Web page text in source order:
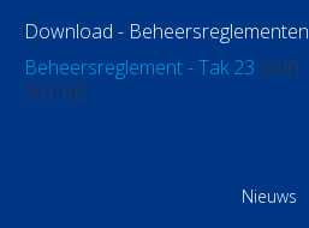
Download - Beheersreglementen
Beheersreglement - Tak 23 (pdf)
301 KB
Nieuws